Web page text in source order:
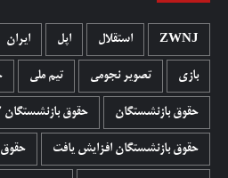
ZWNJ استقلال اپل ایران
بازی تصویر نجومی تیم ملی
حقوق بازنشستگان حقوق بازنشستگان 1402
حقوق بازنشستگان افزایش یافت حقوق